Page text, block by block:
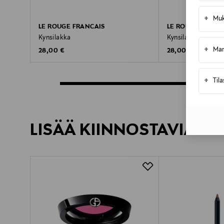
+
+
+
LE ROUGE FRANCAIS
Kynsilakka
Original Price
28,00 €
LE ROUGE
Kynsilakka
Original Price
28,00 €
LISÄÄ KIINNOSTAVIA